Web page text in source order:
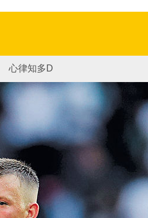
心律知多D